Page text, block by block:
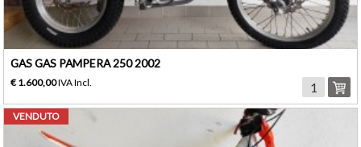
GAS GAS PAMPERA 250 2002
€ 1.600,00IVA Incl.
VENDUTO